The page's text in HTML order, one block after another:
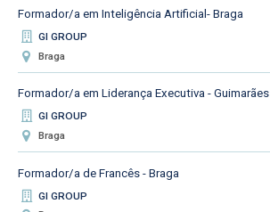
Formador/a em Inteligência Artificial- Braga
GI GROUP
Braga
Formador/a em Liderança Executiva - Guimarães
GI GROUP
Braga
Formador/a de Francês - Braga
GI GROUP